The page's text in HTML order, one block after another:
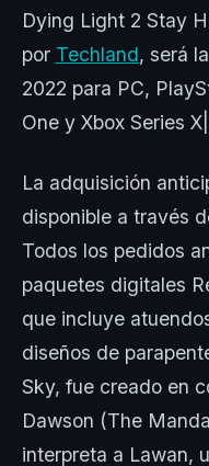
Dying Light 2 Stay
por Techland, será
2022 para PC,
One y Xbox Series
La adquisición
disponible a través
Todos los pedidos
paquetes digitales
que incluye
diseños de
Sky, fue creado en
Dawson (The
interpreta a Lawan,